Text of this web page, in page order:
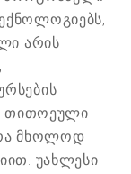
არის
თითოეული
მხოლოდ
უახლესი